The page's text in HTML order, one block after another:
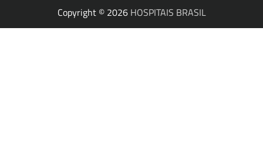
Copyright © 2026 HOSPITAIS BRASIL